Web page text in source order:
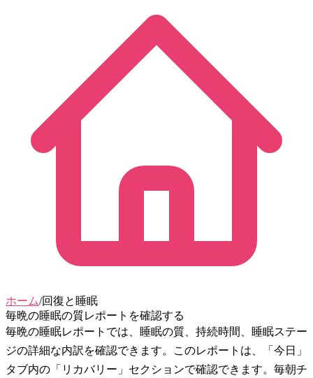
ホーム/回復と睡眠
毎晩の睡眠の質レポートを確認する
毎晩の睡眠レポートでは、睡眠の質、持続時間、睡眠ステー
ジの詳細な内訳を確認できます。このレポートは、「今日」
タブ内の「リカバリー」セクションで確認できます。毎朝チ